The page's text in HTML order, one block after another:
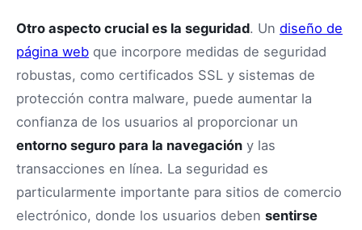
Otro aspecto crucial es la seguridad. Un diseño de
página web que incorpore medidas de seguridad
robustas, como certificados SSL y sistemas de
protección contra malware, puede aumentar la
confianza de los usuarios al proporcionar un
entorno seguro para la navegación y las
transacciones en línea. La seguridad es
particularmente importante para sitios de comercio
electrónico, donde los usuarios deben sentirse